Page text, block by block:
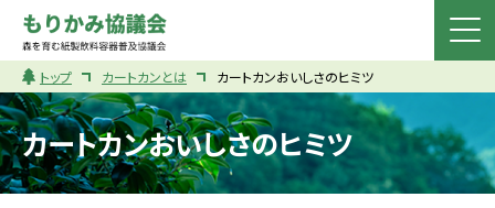
トップ カートカンとは カートカンおいしさのヒミツ
カートカンおいしさのヒミツ